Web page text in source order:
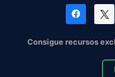
Consigue recursos